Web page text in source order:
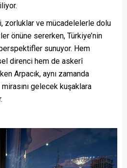
zorluklar ve mücadelelerle dolu
önüne sererken, Türkiye’nin
sunuyor. Hem
direnci hem de askerî
Arpacık, aynı zamanda
gelecek kuşaklara